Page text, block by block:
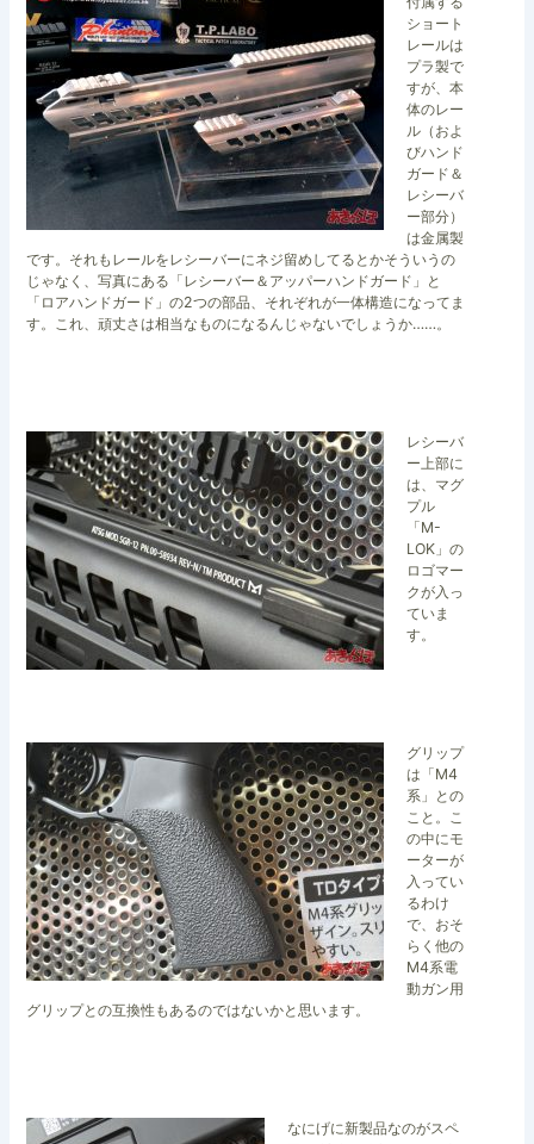
ショート
レールは
プラ製で
すが、本
体のレー
ル（およ
びハンド
ガード＆
レシーバ
ー部分）
は金属製
です。それもレールをレシーバーにネジ留めしてるとかそういうの
じゃなく、写真にある「レシーバー＆アッパーハンドガード」と
「ロアハンドガード」の2つの部品、それぞれが一体構造になってま
す。これ、頑丈さは相当なものになるんじゃないでしょうか……。
レシーバ
ー上部に
は、マグ
プル
「M-
LOK」の
ロゴマー
クが入っ
ていま
す。
グリップ
は「M4
系」との
こと。こ
の中にモ
ーターが
入ってい
るわけ
で、おそ
らく他の
M4系電
動ガン用
グリップとの互換性もあるのではないかと思います。
なにげに新製品なのがスペ